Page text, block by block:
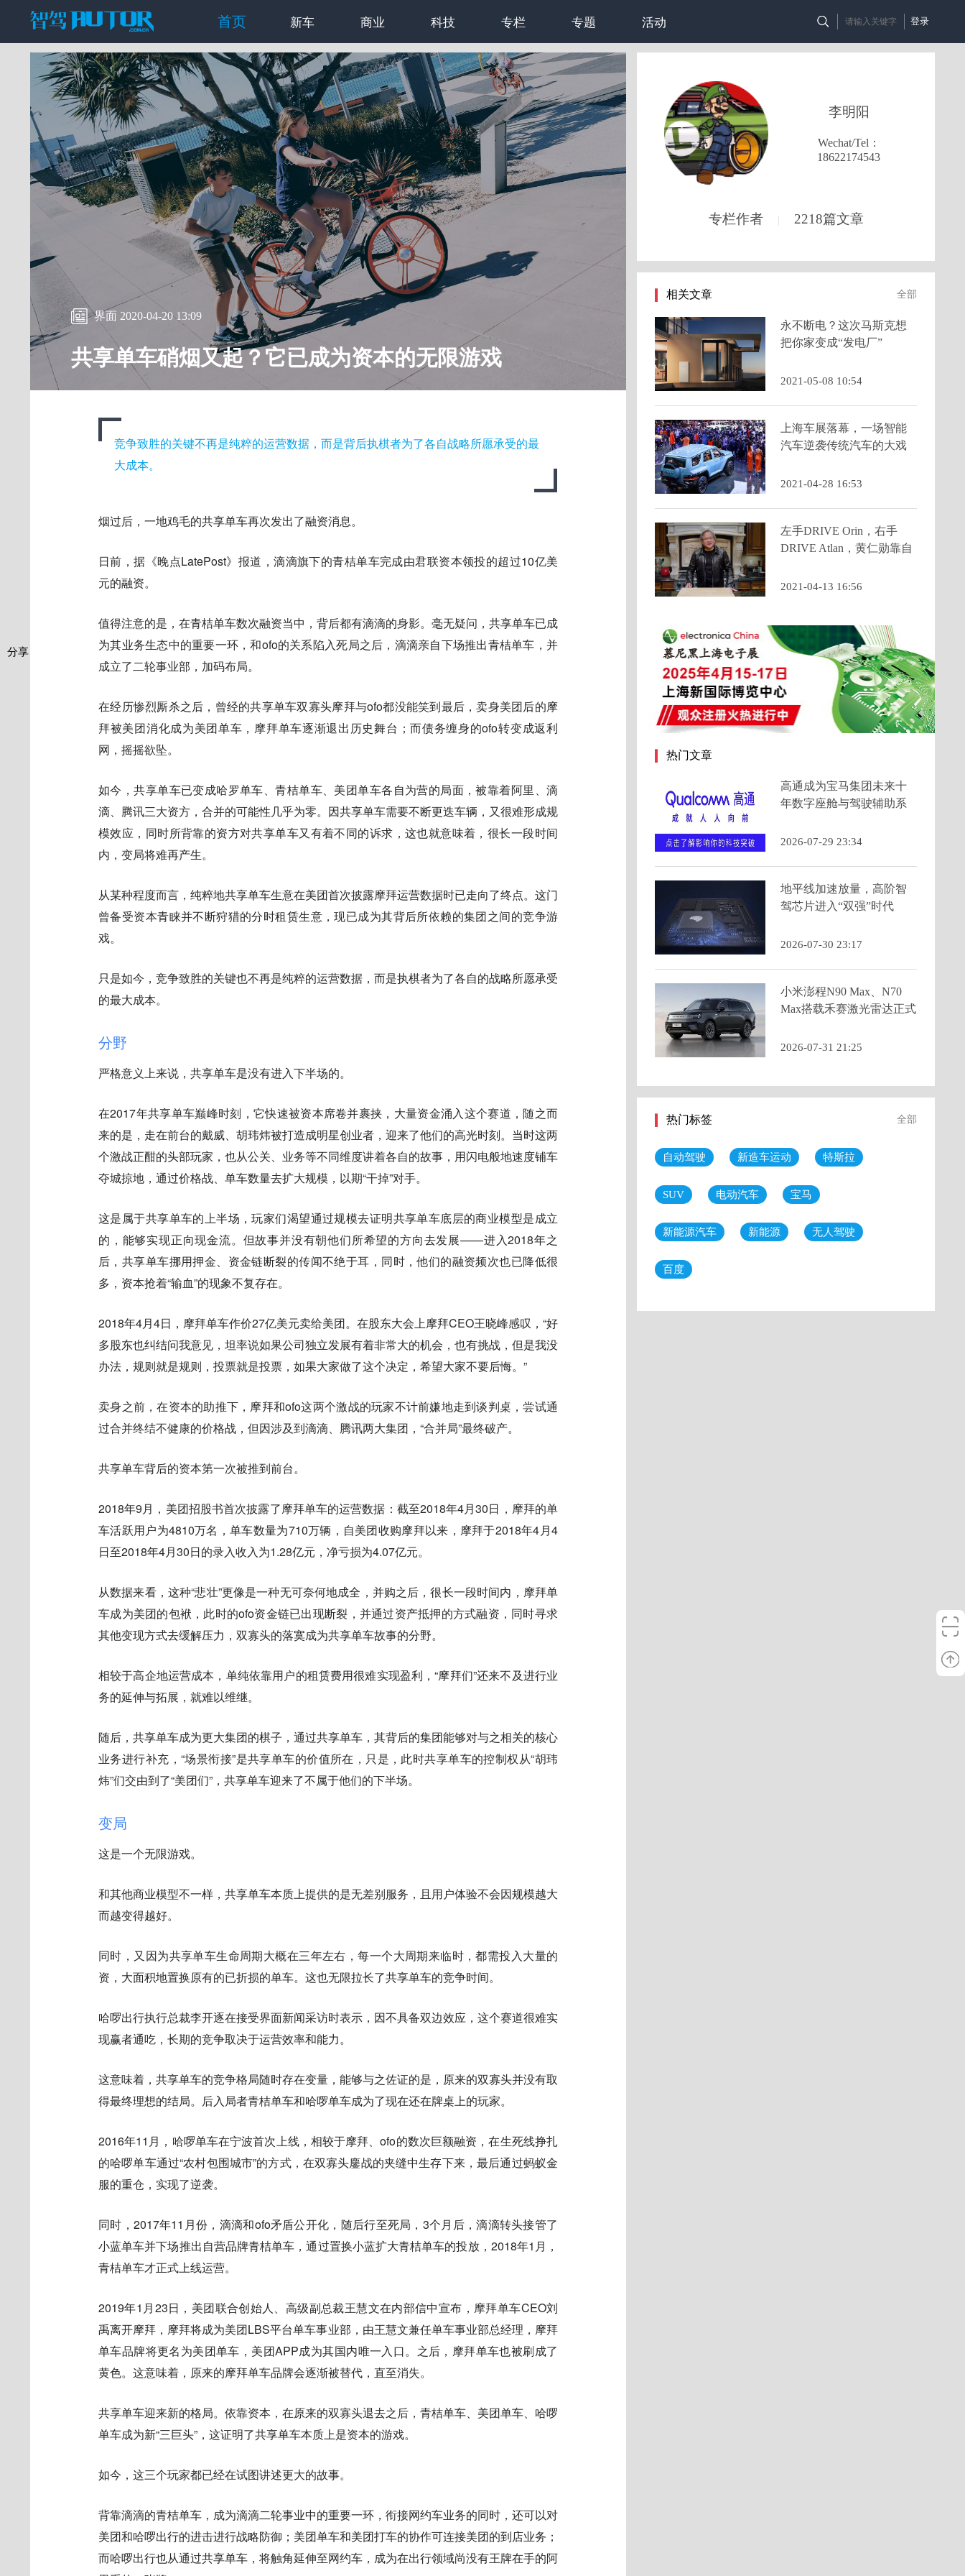
登录
首页 新车 商业 科技 专栏 专题 活动
界面 2020-04-20 13:09
共享单车硝烟又起？它已成为资本的无限游戏
分享
竞争致胜的关键不再是纯粹的运营数据，而是背后执棋者为了各自战略所愿承受的最
大成本。
烟过后，一地鸡毛的共享单车再次发出了融资消息。
日前，据《晚点LatePost》报道，滴滴旗下的青桔单车完成由君联资本领投的超过10亿美
元的融资。
值得注意的是，在青桔单车数次融资当中，背后都有滴滴的身影。毫无疑问，共享单车已成
为其业务生态中的重要一环，和ofo的关系陷入死局之后，滴滴亲自下场推出青桔单车，并
成立了二轮事业部，加码布局。
在经历惨烈厮杀之后，曾经的共享单车双寡头摩拜与ofo都没能笑到最后，卖身美团后的摩
拜被美团消化成为美团单车，摩拜单车逐渐退出历史舞台；而债务缠身的ofo转变成返利
网，摇摇欲坠。
如今，共享单车已变成哈罗单车、青桔单车、美团单车各自为营的局面，被靠着阿里、滴
滴、腾讯三大资方，合并的可能性几乎为零。因共享单车需要不断更迭车辆，又很难形成规
模效应，同时所背靠的资方对共享单车又有着不同的诉求，这也就意味着，很长一段时间
内，变局将难再产生。
从某种程度而言，纯粹地共享单车生意在美团首次披露摩拜运营数据时已走向了终点。这门
曾备受资本青睐并不断狩猎的分时租赁生意，现已成为其背后所依赖的集团之间的竞争游
戏。
只是如今，竞争致胜的关键也不再是纯粹的运营数据，而是执棋者为了各自的战略所愿承受
的最大成本。
分野
严格意义上来说，共享单车是没有进入下半场的。
在2017年共享单车巅峰时刻，它快速被资本席卷并裹挟，大量资金涌入这个赛道，随之而
来的是，走在前台的戴威、胡玮炜被打造成明星创业者，迎来了他们的高光时刻。当时这两
个激战正酣的头部玩家，也从公关、业务等不同维度讲着各自的故事，用闪电般地速度铺车
夺城掠地，通过价格战、单车数量去扩大规模，以期“干掉”对手。
这是属于共享单车的上半场，玩家们渴望通过规模去证明共享单车底层的商业模型是成立
的，能够实现正向现金流。但故事并没有朝他们所希望的方向去发展——进入2018年之
后，共享单车挪用押金、资金链断裂的传闻不绝于耳，同时，他们的融资频次也已降低很
多，资本抢着“输血”的现象不复存在。
2018年4月4日，摩拜单车作价27亿美元卖给美团。在股东大会上摩拜CEO王晓峰感叹，“好
多股东也纠结问我意见，坦率说如果公司独立发展有着非常大的机会，也有挑战，但是我没
办法，规则就是规则，投票就是投票，如果大家做了这个决定，希望大家不要后悔。”
卖身之前，在资本的助推下，摩拜和ofo这两个激战的玩家不计前嫌地走到谈判桌，尝试通
过合并终结不健康的价格战，但因涉及到滴滴、腾讯两大集团，“合并局”最终破产。
共享单车背后的资本第一次被推到前台。
2018年9月，美团招股书首次披露了摩拜单车的运营数据：截至2018年4月30日，摩拜的单
车活跃用户为4810万名，单车数量为710万辆，自美团收购摩拜以来，摩拜于2018年4月4
日至2018年4月30日的录入收入为1.28亿元，净亏损为4.07亿元。
从数据来看，这种“悲壮”更像是一种无可奈何地成全，并购之后，很长一段时间内，摩拜单
车成为美团的包袱，此时的ofo资金链已出现断裂，并通过资产抵押的方式融资，同时寻求
其他变现方式去缓解压力，双寡头的落寞成为共享单车故事的分野。
相较于高企地运营成本，单纯依靠用户的租赁费用很难实现盈利，“摩拜们”还来不及进行业
务的延伸与拓展，就难以维继。
随后，共享单车成为更大集团的棋子，通过共享单车，其背后的集团能够对与之相关的核心
业务进行补充，“场景衔接”是共享单车的价值所在，只是，此时共享单车的控制权从“胡玮
炜”们交由到了“美团们”，共享单车迎来了不属于他们的下半场。
变局
这是一个无限游戏。
和其他商业模型不一样，共享单车本质上提供的是无差别服务，且用户体验不会因规模越大
而越变得越好。
同时，又因为共享单车生命周期大概在三年左右，每一个大周期来临时，都需投入大量的
资，大面积地置换原有的已折损的单车。这也无限拉长了共享单车的竞争时间。
哈啰出行执行总裁李开逐在接受界面新闻采访时表示，因不具备双边效应，这个赛道很难实
现赢者通吃，长期的竞争取决于运营效率和能力。
这意味着，共享单车的竞争格局随时存在变量，能够与之佐证的是，原来的双寡头并没有取
得最终理想的结局。后入局者青桔单车和哈啰单车成为了现在还在牌桌上的玩家。
2016年11月，哈啰单车在宁波首次上线，相较于摩拜、ofo的数次巨额融资，在生死线挣扎
的哈啰单车通过“农村包围城市”的方式，在双寡头鏖战的夹缝中生存下来，最后通过蚂蚁金
服的重仓，实现了逆袭。
同时，2017年11月份，滴滴和ofo矛盾公开化，随后行至死局，3个月后，滴滴转头接管了
小蓝单车并下场推出自营品牌青桔单车，通过置换小蓝扩大青桔单车的投放，2018年1月，
青桔单车才正式上线运营。
2019年1月23日，美团联合创始人、高级副总裁王慧文在内部信中宣布，摩拜单车CEO刘
禹离开摩拜，摩拜将成为美团LBS平台单车事业部，由王慧文兼任单车事业部总经理，摩拜
单车品牌将更名为美团单车，美团APP成为其国内唯一入口。之后，摩拜单车也被刷成了
黄色。这意味着，原来的摩拜单车品牌会逐渐被替代，直至消失。
共享单车迎来新的格局。依靠资本，在原来的双寡头退去之后，青桔单车、美团单车、哈啰
单车成为新“三巨头”，这证明了共享单车本质上是资本的游戏。
如今，这三个玩家都已经在试图讲述更大的故事。
背靠滴滴的青桔单车，成为滴滴二轮事业中的重要一环，衔接网约车业务的同时，还可以对
美团和哈啰出行的进击进行战略防御；美团单车和美团打车的协作可连接美团的到店业务；
而哈啰出行也从通过共享单车，将触角延伸至网约车，成为在出行领域尚没有王牌在手的阿
李明阳
Wechat/Tel：
18622174543
专栏作者 | 2218篇文章
相关文章 全部
永不断电？这次马斯克想
把你家变成“发电厂”
2021-05-08 10:54
上海车展落幕，一场智能
汽车逆袭传统汽车的大戏
2021-04-28 16:53
左手DRIVE Orin，右手
DRIVE Atlan，黄仁勋靠自
2021-04-13 16:56
热门文章
高通成为宝马集团未来十
年数字座舱与驾驶辅助系
2026-07-29 23:34
地平线加速放量，高阶智
驾芯片进入“双强”时代
2026-07-30 23:17
小米澎程N90 Max、N70
Max搭载禾赛激光雷达正式
2026-07-31 21:25
热门标签 全部
自动驾驶 新造车运动 特斯拉
SUV 电动汽车 宝马
新能源汽车 新能源 无人驾驶
百度